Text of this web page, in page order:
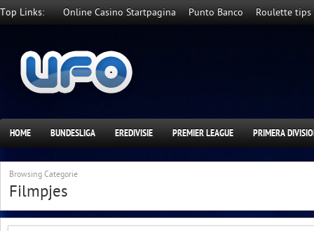
Top Links: Online Casino Startpagina Punto Banco Roulette tips
HOME BUNDESLIGA EREDIVISIE PREMIER LEAGUE PRIMERA
Browsing Categorie
Filmpjes